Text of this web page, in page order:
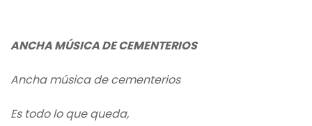
ANCHA MÚSICA DE CEMENTERIOS
Ancha música de cementerios
Es todo lo que queda,